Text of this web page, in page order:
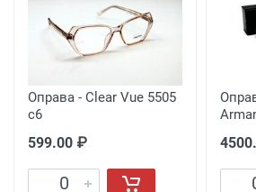
Оправа - Clear Vue 5505
c6
599.00 ₽